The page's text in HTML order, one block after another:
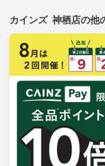
カインズ 神栖店の他